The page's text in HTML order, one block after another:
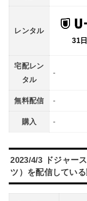
レンタル
31
宅配レン
タル
-
無料配信 -
購入 -
2023/4/3 ドジャー
ツ）を配信してい